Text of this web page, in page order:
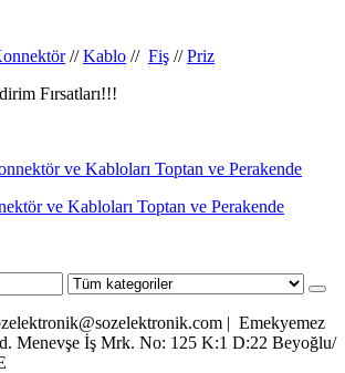
//Kablo // Fiş //Priz
Fırsatları!!!
ve Kabloları Toptan ve Perakende
| Emekyemez
Menevşe İş Mrk. No: 125 K:1 D:22 Beyoğlu/